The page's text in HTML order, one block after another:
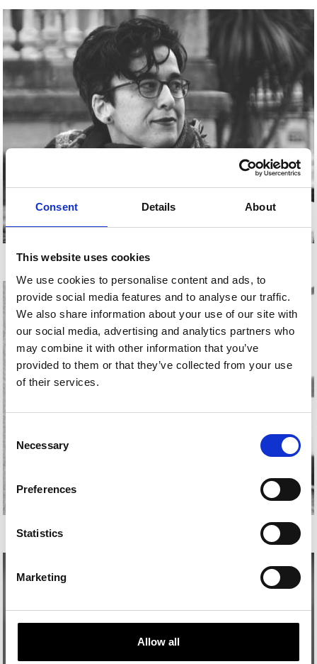
Consent Details About
This website uses cookies
We use cookies to personalise content and ads, to
provide social media features and to analyse our traffic.
We also share information about your use of our site with
our social media, advertising and analytics partners who
may combine it with other information that you’ve
provided to them or that they’ve collected from your use
of their services.
Selection
Necessary
Preferences
Statistics
Marketing
Allow all
ANA MALAGÓN
JUAN LUIS ZABALA